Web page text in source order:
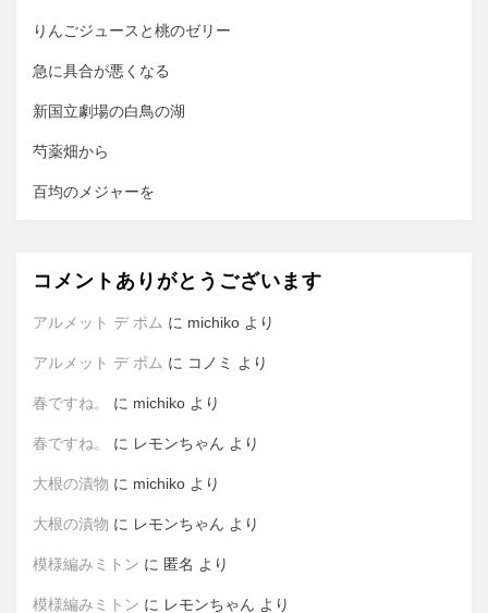
ョ
ン
りんごジュースと桃のゼリー
急に具合が悪くなる
新国立劇場の白鳥の湖
芍薬畑から
百均のメジャーを
コメントありがとうございます
アルメット デ ポム に michiko より
アルメット デ ポム に コノミ より
春ですね。 に michiko より
春ですね。 に レモンちゃん より
大根の漬物 に michiko より
大根の漬物 に レモンちゃん より
模様編みミトン に 匿名 より
模様編みミトン に レモンちゃん より